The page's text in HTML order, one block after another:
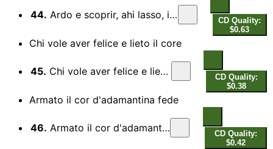
44. Ardo e scoprir, ahi lasso, io non ardisco
CD Quality:
$0.63
Chi vole aver felice e lieto il core
45. Chi vole aver felice e lieto il core
CD Quality:
$0.38
Armato il cor d'adamantina fede
46. Armato il cor d'adamantina fede
CD Quality:
$0.42